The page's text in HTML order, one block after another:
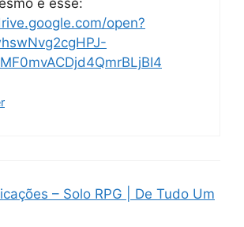
open?
– Solo RPG | De Tudo Um